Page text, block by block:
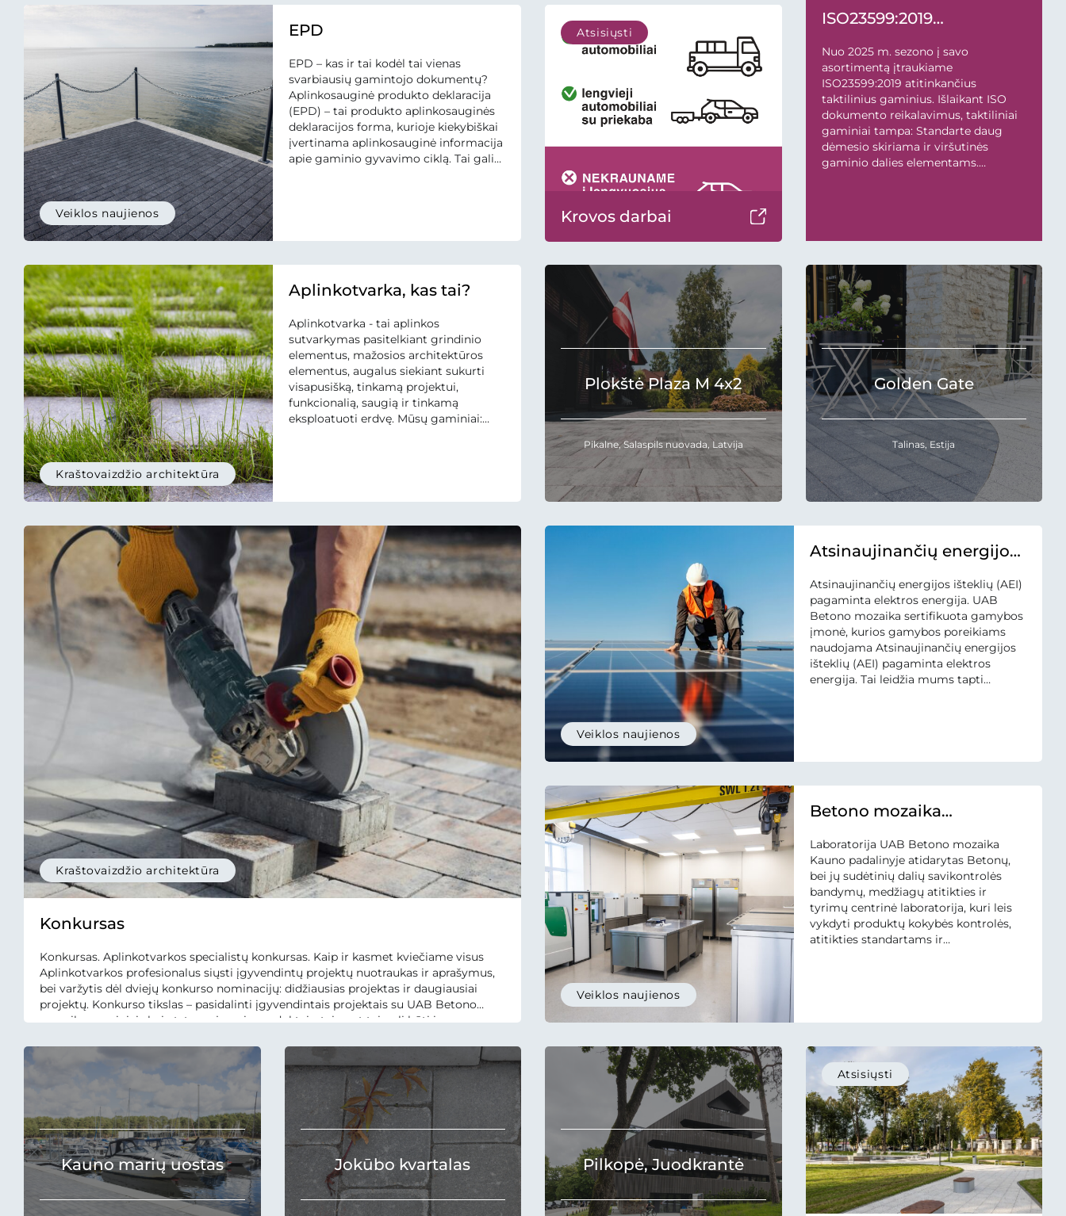
Veiklos naujienos
EPD
EPD – kas ir tai kodėl tai vienas
svarbiausių gamintojo dokumentų?
Aplinkosauginė produkto deklaracija
(EPD) – tai produkto aplinkosauginės
deklaracijos forma, kurioje kiekybiškai
įvertinama aplinkosauginė informacija
apie gaminio gyvavimo ciklą. Tai gali
vadovaujantis tarptautiniais
ISO23599:2019
gaminiai
Nuo 2025 m. sezono į savo
asortimentą įtraukiame
ISO23599:2019 atitinkančius
taktilinius gaminius. Išlaikant ISO
dokumento reikalavimus, taktiliniai
gaminiai tampa: Standarte daug
dėmesio skiriama ir viršutinės
gaminio dalies elementams.
elementų. ISO standartas taip pat
gaminių. Be...
Atsisiųsti
Krovos darbai
Kraštovaizdžio architektūra
Aplinkotvarka, kas tai?
Aplinkotvarka - tai aplinkos
sutvarkymas pasitelkiant grindinio
elementus, mažosios architektūros
elementus, augalus siekiant sukurti
visapusišką, tinkamą projektui,
funkcionalią, saugią ir tinkamą
eksploatuoti erdvę. Mūsų gaminiai:
atitinkančią aplinką.
Plokštė Plaza M 4x2
Pikalne, Salaspils nuovada, Latvija
Kraštovaizdžio architektūra
Konkursas
Konkursas. Aplinkotvarkos specialistų konkursas. Kaip ir kasmet kviečiame visus
Aplinkotvarkos profesionalus siųsti įgyvendintų projektų nuotraukas ir aprašymus,
bei varžytis dėl dviejų konkurso nominacijų: didžiausias projektas ir daugiausiai
projektų. Konkurso tikslas – pasidalinti įgyvendintais projektais su UAB Betono
mozaika gaminiais bei atstovaujamais produktais, taip pat tai gali būti ir
Veiklos naujienos
Atsinaujinančių energijos
elektros energija -
gamybai
Atsinaujinančių energijos išteklių (AEI)
pagaminta elektros energija. UAB
Betono mozaika sertifikuota gamybos
įmonė, kurios gamybos poreikiams
naudojama Atsinaujinančių energijos
išteklių (AEI) pagaminta elektros
energija. Tai leidžia mums tapti
visi šie teiginiai grindžiami sertifikatu.
elektros energija...
Veiklos naujienos
Betono mozaika
Laboratorija UAB Betono mozaika
Kauno padalinyje atidarytas Betonų,
bei jų sudėtinių dalių savikontrolės
bandymų, medžiagų atitikties ir
tyrimų centrinė laboratorija, kuri leis
vykdyti produktų kokybės kontrolės,
atitikties standartams ir
įgyvendintas po...
Golden Gate
Talinas, Estija
Kauno marių uostas Jokūbo kvartalas Pilkopė, Juodkrantė
Atsisiųsti